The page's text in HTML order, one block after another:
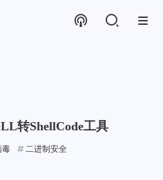
转ShellCode工具
毒 二进制安全